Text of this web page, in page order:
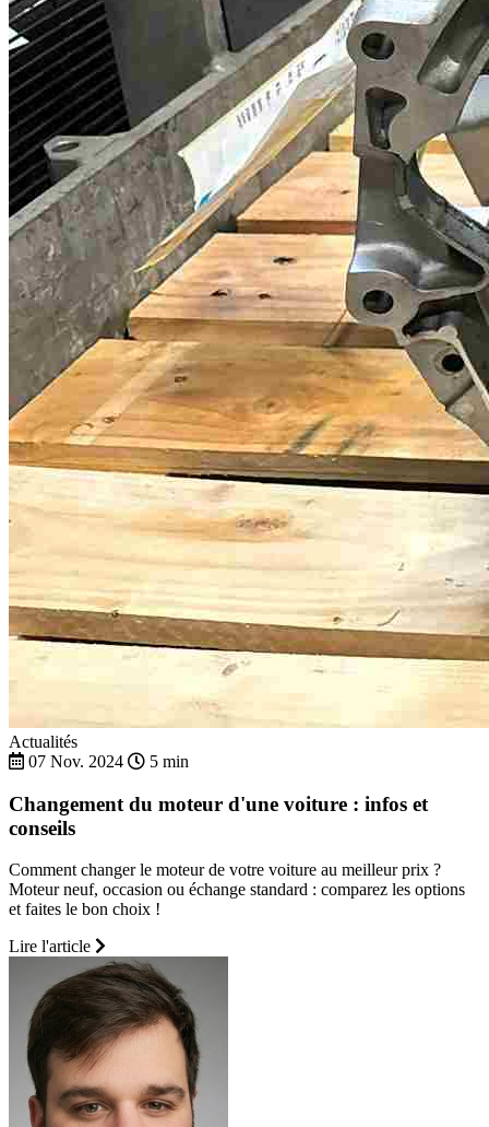
Actualités
07 Nov. 2024
5 min
Changement du moteur d'une voiture : infos et
conseils
Comment changer le moteur de votre voiture au meilleur prix ?
Moteur neuf, occasion ou échange standard : comparez les options
et faites le bon choix !
Lire l'article